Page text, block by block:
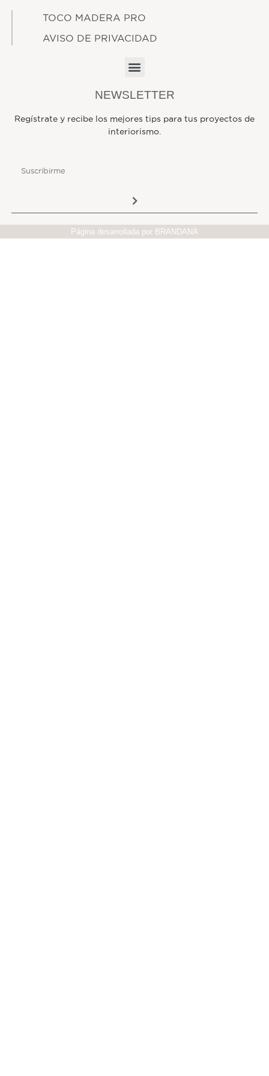
TOCO MADERA PRO
AVISO DE PRIVACIDAD
NEWSLETTER
Regístrate y recibe los mejores tips para tus proyectos de
interiorismo.
Página desarrollada por BRANDANA